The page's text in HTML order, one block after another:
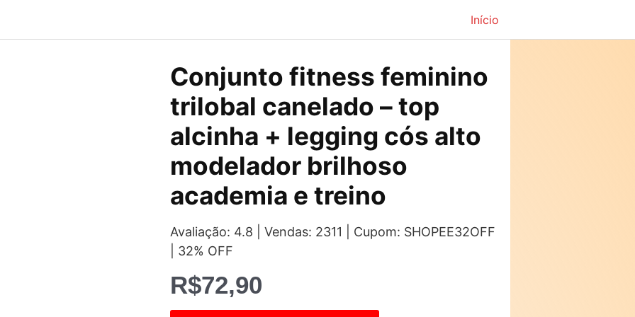
Início
Conjunto fitness feminino
trilobal canelado – top
alcinha + legging cós alto
modelador brilhoso
academia e treino
Avaliação: 4.8 | Vendas: 2311 | Cupom: SHOPEE32OFF
| 32% OFF
R$72,90